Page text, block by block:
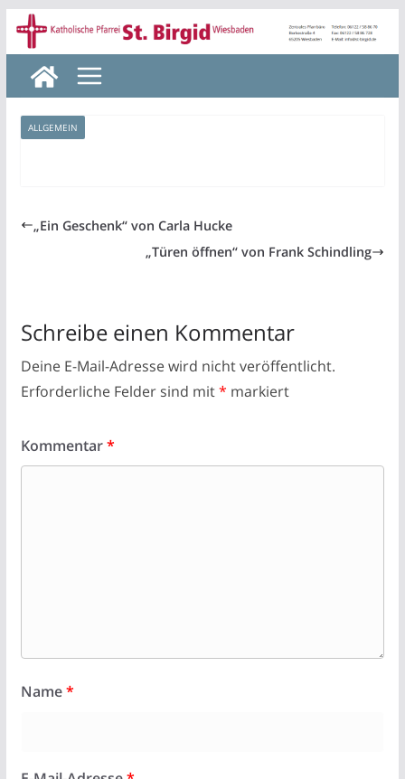
Zum
Inhalt
springen
ALLGEMEIN
„Ein Geschenk“ von Carla Hucke
„Türen öffnen“ von Frank Schindling
Schreibe einen Kommentar
Deine E-Mail-Adresse wird nicht veröffentlicht.
Erforderliche Felder sind mit* markiert
Kommentar*
Name*